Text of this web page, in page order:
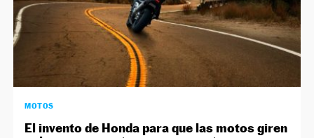
MOTOS
El invento de Honda para que las motos giren